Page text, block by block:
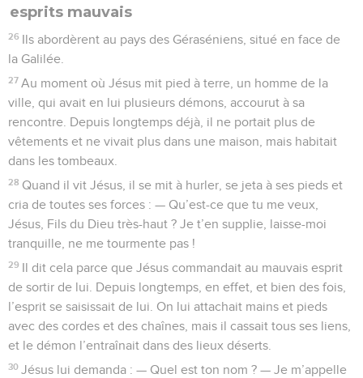
esprits mauvais
26 Ils abordèrent au pays des Géraséniens, situé en face de
la Galilée.
27 Au moment où Jésus mit pied à terre, un homme de la
ville, qui avait en lui plusieurs démons, accourut à sa
rencontre. Depuis longtemps déjà, il ne portait plus de
vêtements et ne vivait plus dans une maison, mais habitait
dans les tombeaux.
28 Quand il vit Jésus, il se mit à hurler, se jeta à ses pieds et
cria de toutes ses forces : — Qu’est-ce que tu me veux,
Jésus, Fils du Dieu très-haut ? Je t’en supplie, laisse-moi
tranquille, ne me tourmente pas !
29 Il dit cela parce que Jésus commandait au mauvais esprit
de sortir de lui. Depuis longtemps, en effet, et bien des fois,
l’esprit se saisissait de lui. On lui attachait mains et pieds
avec des cordes et des chaînes, mais il cassait tous ses liens,
et le démon l’entraînait dans des lieux déserts.
30 Jésus lui demanda : — Quel est ton nom ? — Je m’appelle